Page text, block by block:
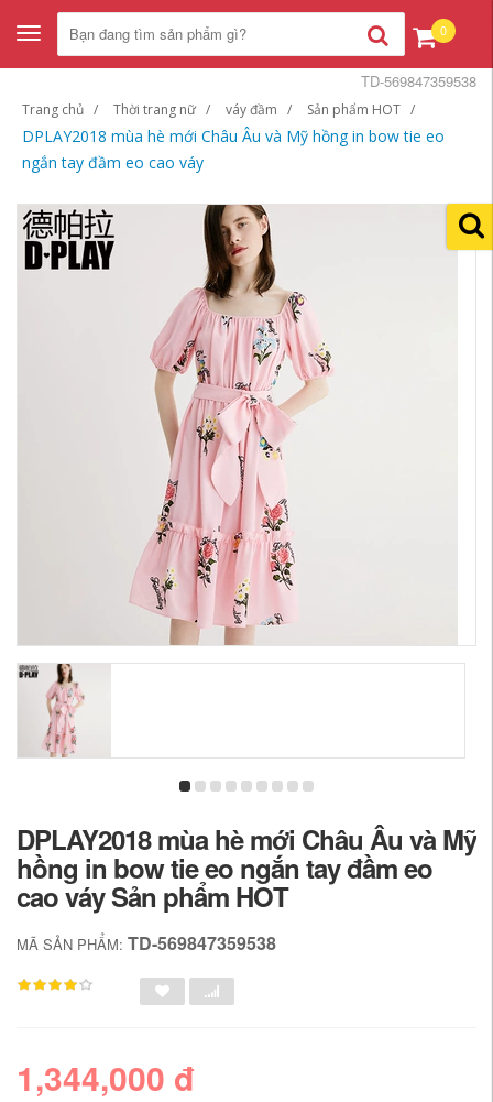
Toggle
navigation
0
Trang chủ Thời trang nữ váy đầm Sản phẩm HOT
DPLAY2018 mùa hè mới Châu Âu và Mỹ hồng in bow tie eo
ngắn tay đầm eo cao váy
TD-569847359538
DPLAY2018 mùa hè mới Châu Âu và Mỹ
hồng in bow tie eo ngắn tay đầm eo
cao váy Sản phẩm HOT
MÃ SẢN PHẨM: TD-569847359538
1,344,000 đ